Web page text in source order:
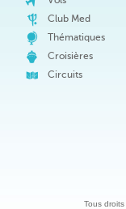
Club Med
Thématiques
Croisières
Circuits
Tous